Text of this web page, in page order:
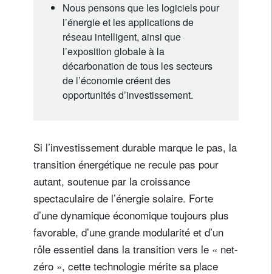
Nous pensons que les logiciels pour
l’énergie et les applications de
réseau intelligent, ainsi que
l’exposition globale à la
décarbonation de tous les secteurs
de l’économie créent des
opportunités d’investissement.
Si l’investissement durable marque le pas, la
transition énergétique ne recule pas pour
autant, soutenue par la croissance
spectaculaire de l’énergie solaire. Forte
d’une dynamique économique toujours plus
favorable, d’une grande modularité et d’un
rôle essentiel dans la transition vers le « net-
zéro », cette technologie mérite sa place